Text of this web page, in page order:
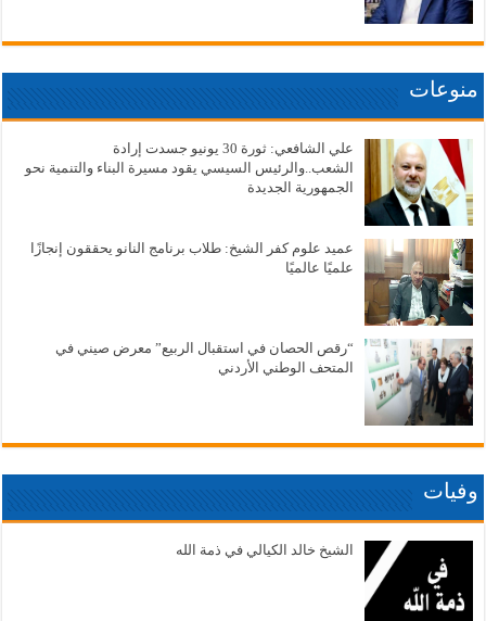
منوعات
علي الشافعي: ثورة 30 يونيو جسدت إرادة
الشعب..والرئيس السيسي يقود مسيرة البناء والتنمية نحو
الجمهورية الجديدة
عميد علوم كفر الشيخ: طلاب برنامج النانو يحققون إنجازًا
علميًا عالميًا
“رقص الحصان في استقبال الربيع” معرض صيني في
المتحف الوطني الأردني
وفيات
الشيخ خالد الكيالي في ذمة الله